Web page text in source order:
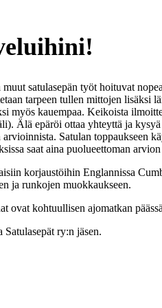
satulasepän työt hoituvat
tarpeen tullen mittojen lisäksi
myös kauempaa. Keikoista
Älä epäröi ottaa yhteyttä ja
Satulan toppaukseen
saat aina puolueettoman
korjaustöihin Englannissa
ja runkojen muokkaukseen.
ovat kohtuullisen ajomatkan
Satulasepät ry:n jäsen.